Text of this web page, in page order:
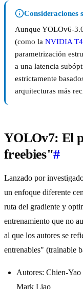
Consideraciones
Aunque YOLOv6-
(como la NVIDIA T4
parametrización
a una latencia
estrictamente
arquitecturas más
YOLOv7: El
freebies"#
Lanzado por
un enfoque diferente
ruta del gradiente y
entrenamiento que no
al que los autores se
entrenables" (trainable
Autores: Chien-
Mark Liao